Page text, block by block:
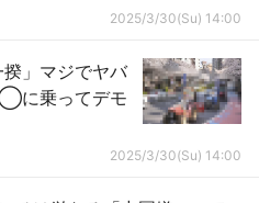
2025/3/30(Su) 14:00
揆」マジでヤバ
乗ってデモ
2025/3/30(Su) 14:00